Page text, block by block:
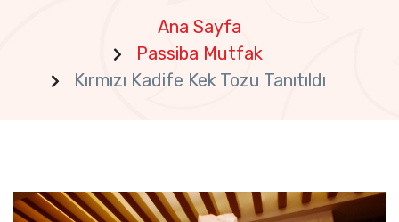
Ana Sayfa
Passiba Mutfak
Kırmızı Kadife Kek Tozu Tanıtıldı